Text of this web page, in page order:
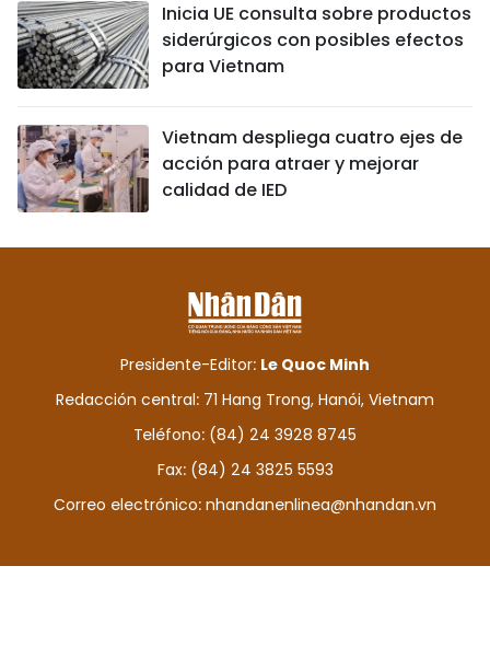
Inicia UE consulta sobre productos
siderúrgicos con posibles efectos
para Vietnam
Vietnam despliega cuatro ejes de
acción para atraer y mejorar
calidad de IED
Presidente-Editor: Le Quoc Minh
Redacción central: 71 Hang Trong, Hanói, Vietnam
Teléfono: (84) 24 3928 8745
Fax: (84) 24 3825 5593
Correo electrónico: nhandanenlinea@nhandan.vn